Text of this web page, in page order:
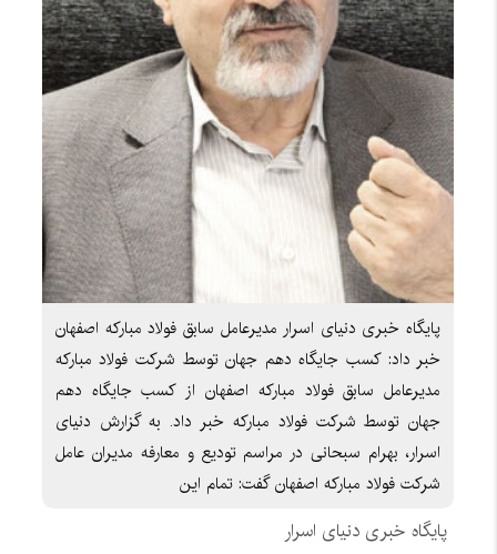
پایگاه خبری دنیای اسرار مدیرعامل سابق فولاد مبارکه اصفهان
خبر داد: کسب جایگاه دهم جهان توسط شرکت فولاد مبارکه
مدیرعامل سابق فولاد مبارکه اصفهان از کسب جایگاه دهم
جهان توسط شرکت فولاد مبارکه خبر داد. به گزارش دنیای
اسرار، بهرام سبحانی در مراسم تودیع و معارفه مدیران عامل
شرکت فولاد مبارکه اصفهان گفت: تمام این
پایگاه خبری دنیای اسرار